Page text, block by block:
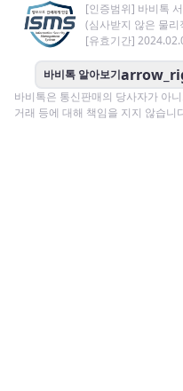
[인증범위] 바비톡
(심사받지 않은 물리
[유효기간]
바비톡 알아보기
바비톡은 통신판매의 당사자가 아
거래 등에 대해 책임을 지지 않습니